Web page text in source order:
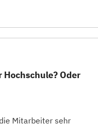
Oder
Mitarbeiter sehr